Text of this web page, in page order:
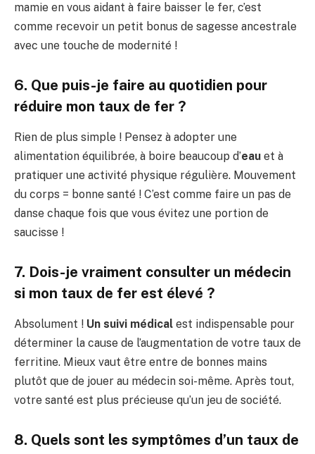
mamie en vous aidant à faire baisser le fer, c’est
comme recevoir un petit bonus de sagesse ancestrale
avec une touche de modernité !
6. Que puis-je faire au quotidien pour
réduire mon taux de fer ?
Rien de plus simple ! Pensez à adopter une
alimentation équilibrée, à boire beaucoup d’eau et à
pratiquer une activité physique régulière. Mouvement
du corps = bonne santé ! C’est comme faire un pas de
danse chaque fois que vous évitez une portion de
saucisse !
7. Dois-je vraiment consulter un médecin
si mon taux de fer est élevé ?
Absolument ! Un suivi médical est indispensable pour
déterminer la cause de l’augmentation de votre taux de
ferritine. Mieux vaut être entre de bonnes mains
plutôt que de jouer au médecin soi-même. Après tout,
votre santé est plus précieuse qu’un jeu de société.
8. Quels sont les symptômes d’un taux de